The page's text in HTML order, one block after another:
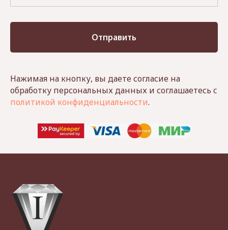
Отправить
Нажимая на кнопку, вы даете согласие на
обработку персональных данных и соглашаетесь c
политикой конфиденциальности.